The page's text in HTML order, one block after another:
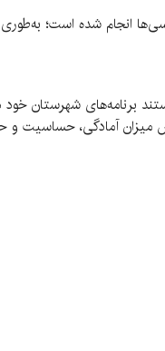
انجام شده است؛
برنامه‌های شهرستان خود
میزان آمادگی، حساسیت و